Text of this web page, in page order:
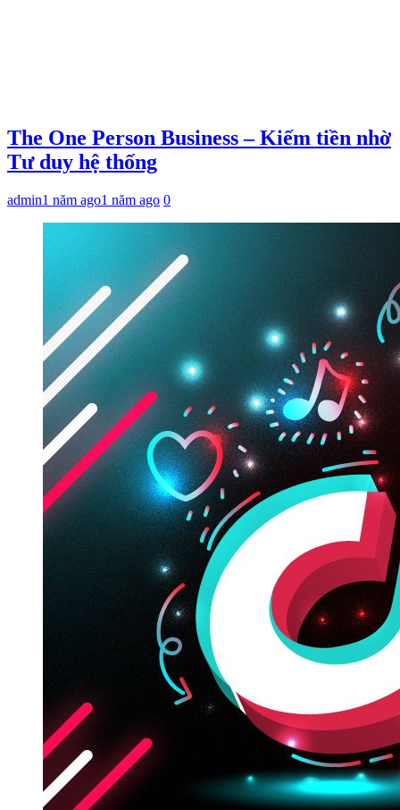
The One Person Business – Kiếm tiền nhờ
Tư duy hệ thống
admin1 năm ago1 năm ago 0